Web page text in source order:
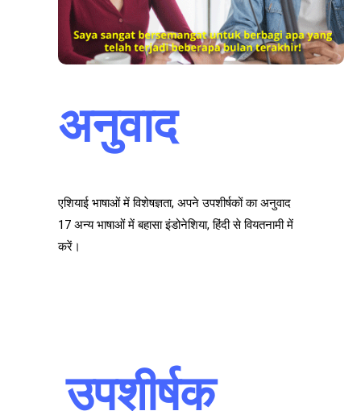
अनुवाद
एशियाई भाषाओं में विशेषज्ञता, अपने उपशीर्षकों का अनुवाद
17 अन्य भाषाओं में बहासा इंडोनेशिया, हिंदी से वियतनामी में
करें।
उपशीर्षक